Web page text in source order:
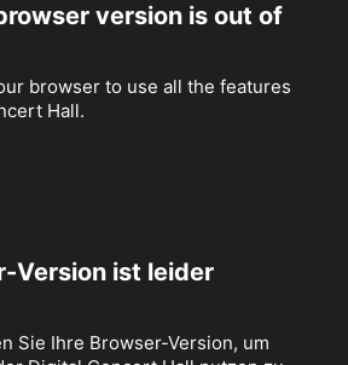
version is out of
browser to use all the features
Hall.
Version ist leider
Sie Ihre Browser-Version, um